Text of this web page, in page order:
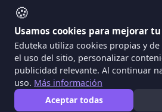
🍪
Usamos cookies para mejorar
Eduteka utiliza cookies propias y
el uso del sitio, personalizar
publicidad relevante. Al continuar
uso. Más información
Aceptar todas